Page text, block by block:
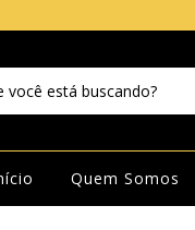
Quem Somos